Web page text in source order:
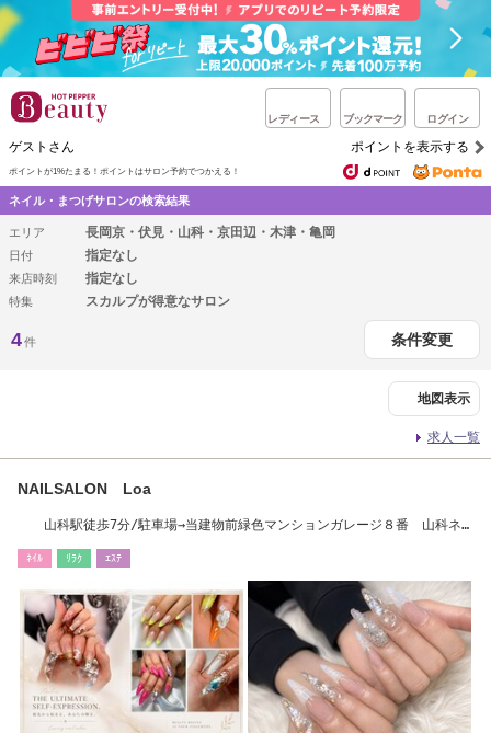
レディース ブックマーク ログイン
ゲストさん ポイントを表示する
ポイントが1%たまる！ ポイントはサロン予約でつかえる！
ネイル・まつげサロンの検索結果
エリア 長岡京・伏見・山科・京田辺・木津・亀岡
日付 指定なし
来店時刻 指定なし
特集 スカルプが得意なサロン
4件 条件変更
地図表示
求人一覧
NAILSALON Loa
山科駅徒歩7分/駐車場→当建物前緑色マンションガレージ８番 山科ネ
ﾈｲﾙ ﾘﾗｸ ｴｽﾃ